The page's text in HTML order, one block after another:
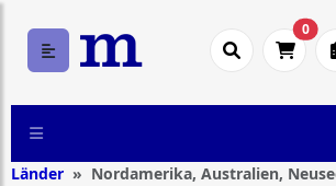
0
Länder Nordamerika, Australien,